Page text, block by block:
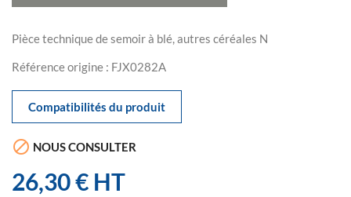
Pièce technique de semoir à blé, autres céréales N
Référence origine : FJX0282A
Compatibilités du produit
 NOUS CONSULTER
26,30 € HT